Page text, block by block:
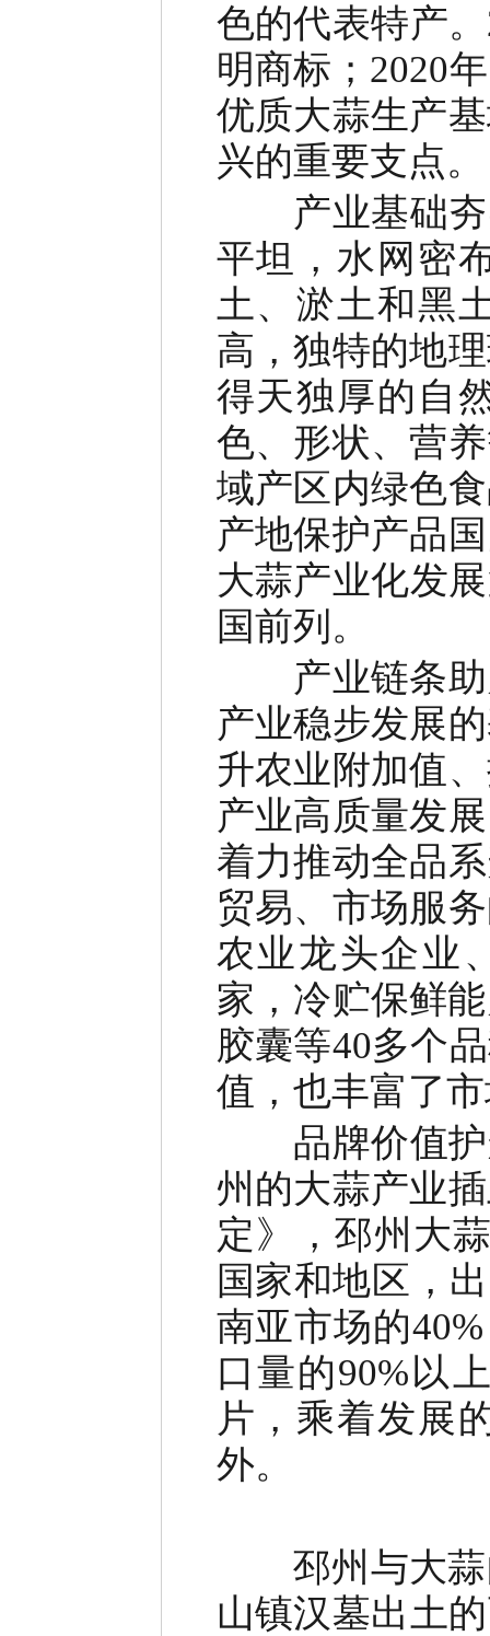
色的代表特产。
明商标； 2020
优质大蒜生产
兴的重要支点。
产业基础
平坦，水网密
土、淤土和黑
高，独特的地
得天独厚的自
色、形状、营
域产区内绿色
产地保护产品
大蒜产业化发
国前列。
产业链条
产业稳步发展
升农业附加值
产业高质量发
着力推动全品系
贸易、市场服
农业龙头企业
家，冷贮保鲜
胶囊等40多个
值，也丰富了
品牌价值
州的大蒜产业
定》，邳州大
国家和地区，
南亚市场的40%
口量的90%以
片，乘着发展
外。
邳州与大
山镇汉墓出土